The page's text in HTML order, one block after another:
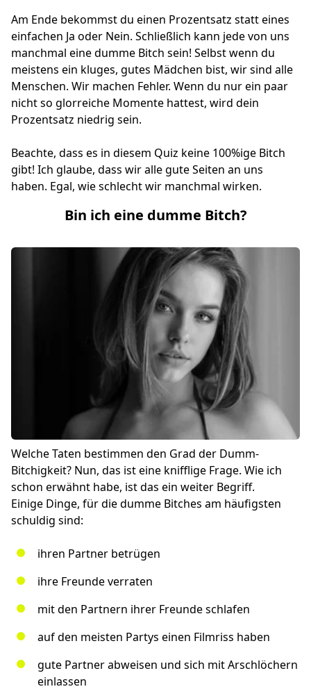
Am Ende bekommst du einen Prozentsatz statt eines
einfachen Ja oder Nein. Schließlich kann jede von uns
manchmal eine dumme Bitch sein! Selbst wenn du
meistens ein kluges, gutes Mädchen bist, wir sind alle
Menschen. Wir machen Fehler. Wenn du nur ein paar
nicht so glorreiche Momente hattest, wird dein
Prozentsatz niedrig sein.
Beachte, dass es in diesem Quiz keine 100%ige Bitch
gibt! Ich glaube, dass wir alle gute Seiten an uns
haben. Egal, wie schlecht wir manchmal wirken.
Bin ich eine dumme Bitch?
Welche Taten bestimmen den Grad der Dumm-
Bitchigkeit? Nun, das ist eine knifflige Frage. Wie ich
schon erwähnt habe, ist das ein weiter Begriff.
Einige Dinge, für die dumme Bitches am häufigsten
schuldig sind:
ihren Partner betrügen
ihre Freunde verraten
mit den Partnern ihrer Freunde schlafen
auf den meisten Partys einen Filmriss haben
gute Partner abweisen und sich mit Arschlöchern
einlassen